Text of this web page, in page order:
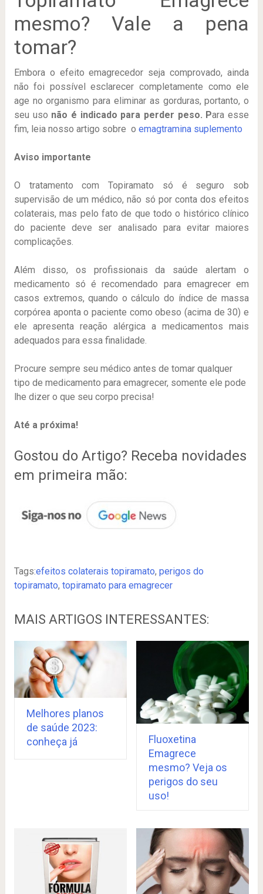
mesmo? Vale a pena
tomar?
Embora o efeito emagrecedor seja comprovado, ainda
não foi possível esclarecer completamente como ele
age no organismo para eliminar as gorduras, portanto, o
seu uso não é indicado para perder peso. Para esse
fim, leia nosso artigo sobre o emagtramina suplemento
Aviso importante
O tratamento com Topiramato só é seguro sob
supervisão de um médico, não só por conta dos efeitos
colaterais, mas pelo fato de que todo o histórico clínico
do paciente deve ser analisado para evitar maiores
complicações.
Além disso, os profissionais da saúde alertam o
medicamento só é recomendado para emagrecer em
casos extremos, quando o cálculo do índice de massa
corpórea aponta o paciente como obeso (acima de 30) e
ele apresenta reação alérgica a medicamentos mais
adequados para essa finalidade.
Procure sempre seu médico antes de tomar qualquer
tipo de medicamento para emagrecer, somente ele pode
lhe dizer o que seu corpo precisa!
Até a próxima!
Gostou do Artigo? Receba novidades
em primeira mão:
Tags:efeitos colaterais topiramato, perigos do
topiramato, topiramato para emagrecer
MAIS ARTIGOS INTERESSANTES:
Melhores planos
de saúde 2023:
conheça já
Fluoxetina
Emagrece
mesmo? Veja os
perigos do seu
uso!